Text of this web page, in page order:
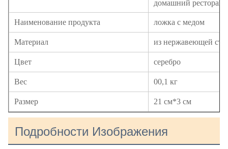
домашний ресторан
Наименование продукта ложка с медом
Материал из нержавеющей
Цвет серебро
Вес 00,1 кг
Размер 21 см*3 см
Подробности Изображения